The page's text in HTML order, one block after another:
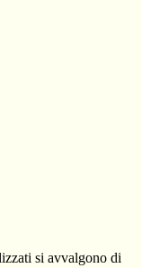
si avvalgono di